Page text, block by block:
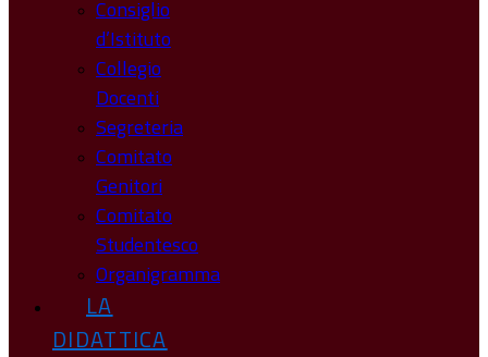
Consiglio
d’Istituto
Collegio
Docenti
Segreteria
Comitato
Genitori
Comitato
Studentesco
Organigramma
LA
DIDATTICA